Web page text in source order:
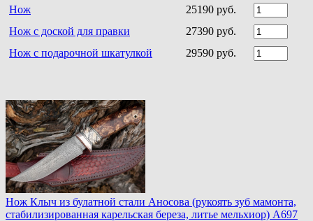
Нож
25190 руб.
Нож с доской для правки
27390 руб.
Нож с подарочной шкатулкой
29590 руб.
Нож Клыч из булатной стали Аносова (рукоять зуб мамонта,
стабилизированная карельская береза, литье мельхиор) A697